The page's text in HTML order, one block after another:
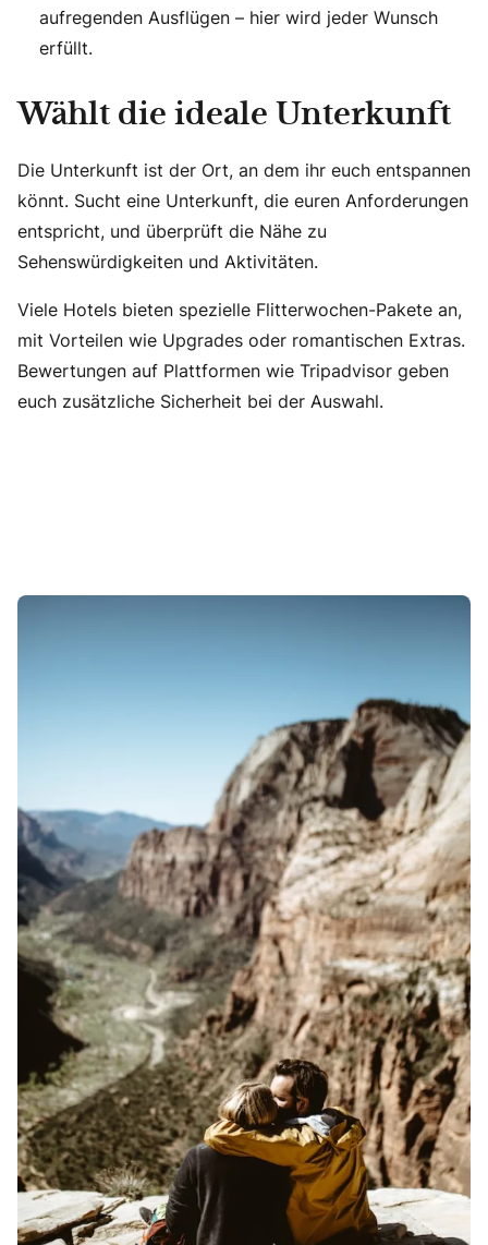
aufregenden Ausflügen – hier wird jeder Wunsch
erfüllt.
Wählt die ideale Unterkunft
Die Unterkunft ist der Ort, an dem ihr euch entspannen
könnt. Sucht eine Unterkunft, die euren Anforderungen
entspricht, und überprüft die Nähe zu
Sehenswürdigkeiten und Aktivitäten.
Viele Hotels bieten spezielle Flitterwochen-Pakete an,
mit Vorteilen wie Upgrades oder romantischen Extras.
Bewertungen auf Plattformen wie Tripadvisor geben
euch zusätzliche Sicherheit bei der Auswahl.